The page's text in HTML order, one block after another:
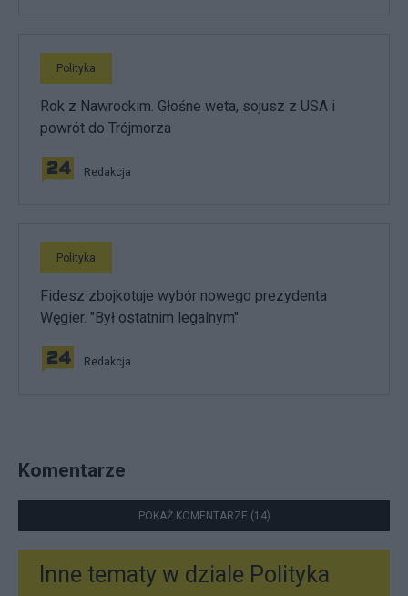
Polityka
Rok z Nawrockim. Głośne weta, sojusz z USA i
powrót do Trójmorza
Redakcja
Polityka
Fidesz zbojkotuje wybór nowego prezydenta
Węgier. "Był ostatnim legalnym"
Redakcja
Komentarze
POKAŻ KOMENTARZE (14)
Inne tematy w dziale Polityka